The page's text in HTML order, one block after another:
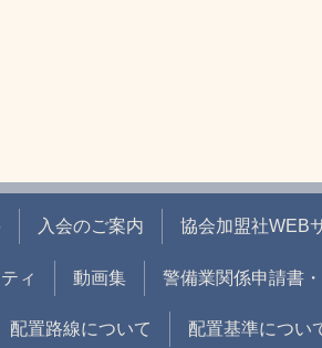
入会のご案内 協会加盟社WEB
ィ 動画集 警備業関係申請書
配置路線について 配置基準につい